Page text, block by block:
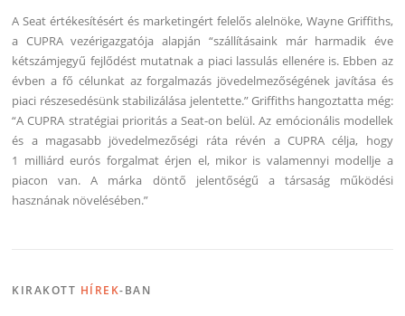
A Seat értékesítésért és marketingért felelős alelnöke, Wayne Griffiths,
a CUPRA vezérigazgatója alapján “szállításaink már harmadik éve
kétszámjegyű fejlődést mutatnak a piaci lassulás ellenére is. Ebben az
évben a fő célunkat az forgalmazás jövedelmezőségének javítása és
piaci részesedésünk stabilizálása jelentette.” Griffiths hangoztatta még:
“A CUPRA stratégiai prioritás a Seat-on belül. Az emócionális modellek
és a magasabb jövedelmezőségi ráta révén a CUPRA célja, hogy
1 milliárd eurós forgalmat érjen el, mikor is valamennyi modellje a
piacon van. A márka döntő jelentőségű a társaság működési
hasznának növelésében.”
KIRAKOTT HÍREK-BAN